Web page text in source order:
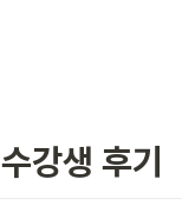
수강생 후기